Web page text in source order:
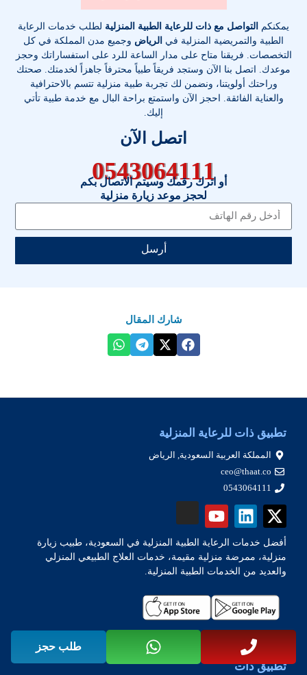
يمكنكم التواصل مع ذات للرعاية الطبية المنزلية لطلب خدمات الرعاية
الطبية والتمريضية المنزلية في الرياض وجميع مدن المملكة في كل
التخصصات. فريقنا متاح على مدار الساعة للرد على استفساراتك وحجز
موعدك. اتصل بنا الآن وستجد فريقاً طبياً محترفاً جاهزاً لخدمتك. صحتك
وراحتك أولويتنا، ونضمن لك تجربة طبية منزلية تتسم بالاحترافية
والعناية الفائقة. احجز الآن واستمتع براحة البال مع خدمة طبية تأتي
إليك.
اتصل الآن
0543064111
أو اترك رقمك وسيتم الاتصال بكم
لحجز موعد زيارة منزلية
أرسل
شارك المقال
تطبيق ذات للرعاية المنزلية
المملكة العربية السعودية, الرياض
ceo@thaat.co
0543064111
أفضل خدمات الرعاية الطبية المنزلية في السعودية، طبيب زيارة
منزلية، ممرضة منزلية مقيمة، خدمات العلاج الطبيعي المنزلي
والعديد من الخدمات الطبية المنزلية.
تطبيق ذات
طلب حجز